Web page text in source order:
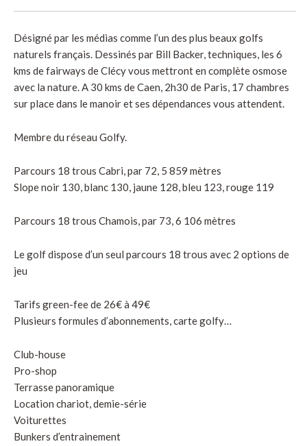
Désigné par les médias comme l’un des plus beaux golfs
naturels français. Dessinés par Bill Backer, techniques, les 6
kms de fairways de Clécy vous mettront en complète osmose
avec la nature. A 30 kms de Caen, 2h30 de Paris, 17 chambres
sur place dans le manoir et ses dépendances vous attendent.
Membre du réseau Golfy.
Parcours 18 trous Cabri, par 72, 5 859 mètres
Slope noir 130, blanc 130, jaune 128, bleu 123, rouge 119
Parcours 18 trous Chamois, par 73, 6 106 mètres
Le golf dispose d’un seul parcours 18 trous avec 2 options de
jeu
Tarifs green-fee de 26€ à 49€
Plusieurs formules d’abonnements, carte golfy…
Club-house
Pro-shop
Terrasse panoramique
Location chariot, demie-série
Voiturettes
Bunkers d’entrainement